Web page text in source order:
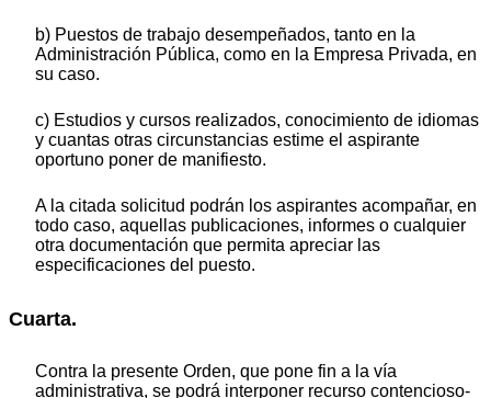
b) Puestos de trabajo desempeñados, tanto en la
Administración Pública, como en la Empresa Privada, en
su caso.
c) Estudios y cursos realizados, conocimiento de idiomas
y cuantas otras circunstancias estime el aspirante
oportuno poner de manifiesto.
A la citada solicitud podrán los aspirantes acompañar, en
todo caso, aquellas publicaciones, informes o cualquier
otra documentación que permita apreciar las
especificaciones del puesto.
Cuarta.
Contra la presente Orden, que pone fin a la vía
administrativa, se podrá interponer recurso contencioso-